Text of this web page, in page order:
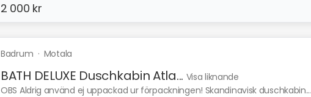
2 000 kr
Badrum · Motala
BATH DELUXE Duschkabin Atla... Visa liknande
OBS Aldrig använd ej uppackad ur förpackningen! Skandinavisk duschkabin...